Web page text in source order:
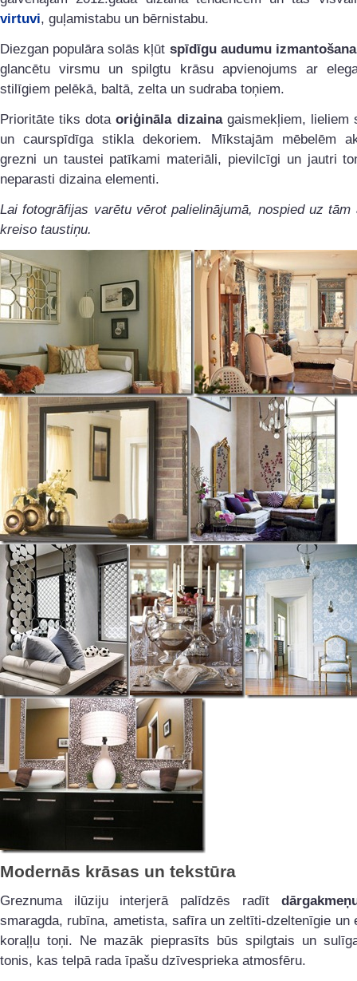
virtuvi, guļamistabu un bērnistabu.
Diezgan populāra solās kļūt spīdīgu audumu izmantošana
glancētu virsmu un spilgtu krāsu apvienojums ar
stilīgiem pelēkā, baltā, zelta un sudraba toņiem.
Prioritāte tiks dotaoriģināla dizainagaismekļiem, lieliem
un caurspīdīga stikla dekoriem. Mīkstajām mēbelēm
grezni un taustei patīkami materiāli, pievilcīgi un jautri
neparasti dizaina elementi.
Lai fotogrāfijas varētu vērot palielinājumā, nospied uz tām
kreiso taustiņu.
Modernās krāsas un tekstūra
Greznuma ilūziju interjerā palīdzēs radīt
smaragda, rubīna, ametista, safīra un zeltīti-dzeltenīgie un
koraļļu toņi. Ne mazāk pieprasīts būs spilgtais un
tonis, kas telpā rada īpašu dzīvesprieka atmosfēru.